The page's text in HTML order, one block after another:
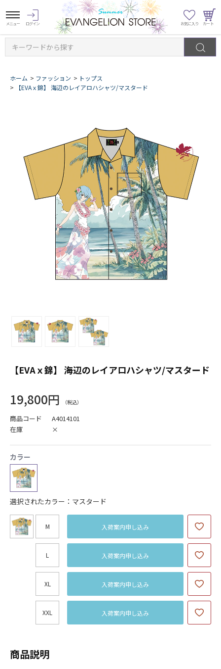
キーワードから探す
ホーム > ファッション > トップス
>
【EVAｘ錦】 海辺のレイアロハシャツ/マスタード
【EVAｘ錦】 海辺のレイアロハシャツ/マスタード
19,800円
商品コード
A4014101
在庫
×
カラー
選択されたカラー：マスタード
M 入荷案内申し込み
L 入荷案内申し込み
XL 入荷案内申し込み
XXL 入荷案内申し込み
商品説明